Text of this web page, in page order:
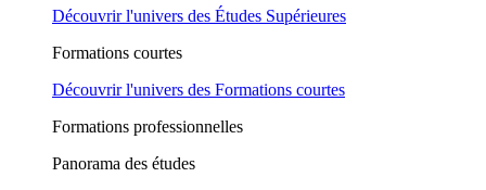
Découvrir l'univers des Études Supérieures
Formations courtes
Découvrir l'univers des Formations courtes
Formations professionnelles
Panorama des études